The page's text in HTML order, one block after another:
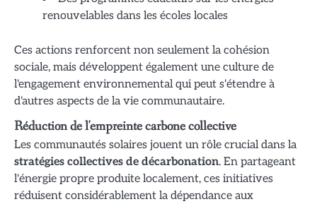
renouvelables dans les écoles locales
Ces actions renforcent non seulement la cohésion
sociale, mais développent également une culture de
l'engagement environnemental qui peut s'étendre à
d'autres aspects de la vie communautaire.
Réduction de l'empreinte carbone collective
Les communautés solaires jouent un rôle crucial dans la
stratégies collectives de décarbonation. En partageant
l'énergie propre produite localement, ces initiatives
réduisent considérablement la dépendance aux